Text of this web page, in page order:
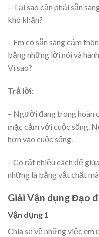
– Tại sao cần phải sẵn
khó khăn?
– Em có sẵn sàng cảm
bằng những lời nói và
Vì sao?
Trả lời:
– Người đang trong hoàn
mặc cảm với cuộc sống.
hơn vào cuộc sống.
– Có rất nhiều cách để
những là bằng vật chất
Giải Vận dụng Đạo
Vận dụng 1
Chia sẻ về những việc em